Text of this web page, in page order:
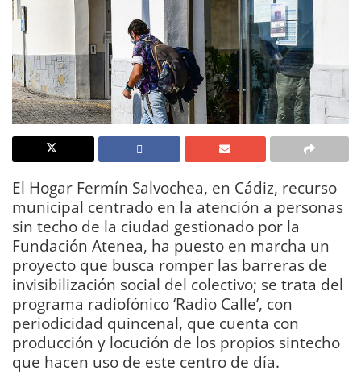
El Hogar Fermín Salvochea, en Cádiz, recurso
municipal centrado en la atención a personas
sin techo de la ciudad gestionado por la
Fundación Atenea, ha puesto en marcha un
proyecto que busca romper las barreras de
invisibilización social del colectivo; se trata del
programa radiofónico ‘Radio Calle’, con
periodicidad quincenal, que cuenta con
producción y locución de los propios sintecho
que hacen uso de este centro de día.